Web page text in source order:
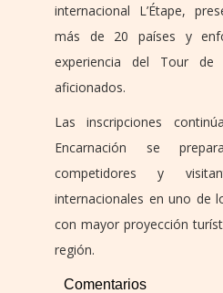
internacional L’Étape,
más de 20 países y
experiencia del Tour de
aficionados.
Las inscripciones
Encarnación se
competidores y
internacionales en uno de
con mayor proyección
región.
Comentarios